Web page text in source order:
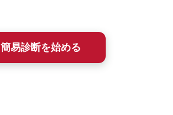
簡易診断を始める